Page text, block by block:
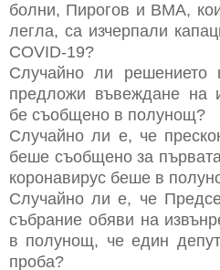
болни, Пирогов и ВМА,
легла, са изчерпали
COVID-19?
Случайно ли решението
предложи въвеждане на
бе съобщено в полунощ?
Случайно ли е, че
беше съобщено за
коронавирус беше в
Случайно ли е, че
събрание обяви на
в полунощ, че един
проба?